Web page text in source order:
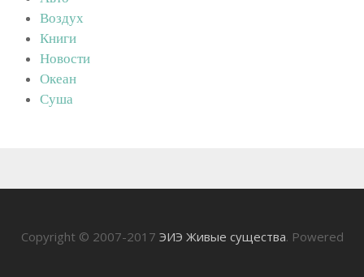
Воздух
Книги
Новости
Океан
Суша
Copyright © 2007-2017 ЭИЭ Живые существа. Powered